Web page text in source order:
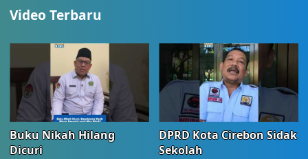
Video Terbaru
Buku Nikah Hilang
Dicuri
DPRD Kota Cirebon Sidak
Sekolah